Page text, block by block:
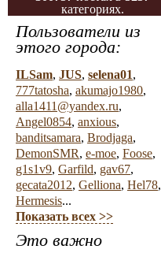
категориях.
Пользователи из
этого города:
ILSam, JUS, selena01,
777tatosha, akumajo1980,
alla1411@yandex.ru,
Angel0854, anxious,
banditsamara, Brodjaga,
DemonSMR, e-moe, Foose,
g1s1v9, Garfild, gav67,
gecata2012, Gelliona, Hel78,
Hermesis...
Показать всех >>
Это важно